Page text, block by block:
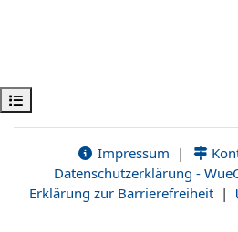
Obre l'índex del curs
Impressum |
Datenschutzerklärung -
Erklärung zur Barrierefreiheit |